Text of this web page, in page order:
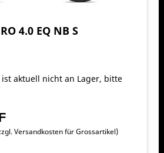
4.0 EQ NB S
aktuell nicht an Lager, bitte
Versandkosten für Grossartikel)